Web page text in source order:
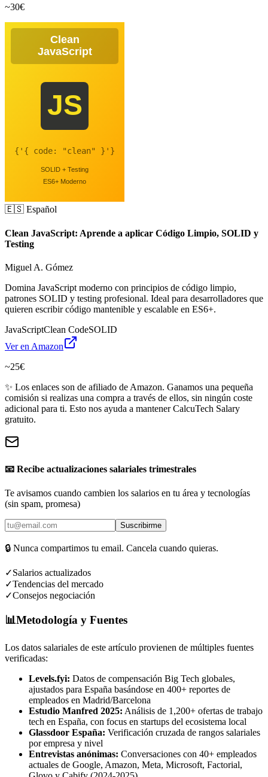
~30€
🇪🇸 Español
Clean JavaScript: Aprende a aplicar Código Limpio, SOLID y
Testing
Miguel A. Gómez
Domina JavaScript moderno con principios de código limpio,
patrones SOLID y testing profesional. Ideal para desarrolladores que
quieren escribir código mantenible y escalable en ES6+.
JavaScriptClean CodeSOLID
Ver en Amazon
~25€
✨ Los enlaces son de afiliado de Amazon. Ganamos una pequeña
comisión si realizas una compra a través de ellos, sin ningún coste
adicional para ti. Esto nos ayuda a mantener CalcuTech Salary
gratuito.
📧 Recibe actualizaciones salariales trimestrales
Te avisamos cuando cambien los salarios en tu área y tecnologías
(sin spam, promesa)
Suscribirme
🔒 Nunca compartimos tu email. Cancela cuando quieras.
✓Salarios actualizados
✓Tendencias del mercado
✓Consejos negociación
📊Metodología y Fuentes
Los datos salariales de este artículo provienen de múltiples fuentes
verificadas:
Levels.fyi: Datos de compensación Big Tech globales,
ajustados para España basándose en 400+ reportes de
empleados en Madrid/Barcelona
Estudio Manfred 2025: Análisis de 1,200+ ofertas de trabajo
tech en España, con focus en startups del ecosistema local
Glassdoor España: Verificación cruzada de rangos salariales
por empresa y nivel
Entrevistas anónimas: Conversaciones con 40+ empleados
actuales de Google, Amazon, Meta, Microsoft, Factorial,